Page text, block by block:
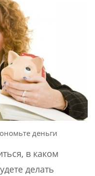
деньги
в каком
делать